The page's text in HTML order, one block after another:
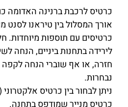
כרטיס לרכבת ברנינה האדומה
אורך המסלול בין טיראנו לסנט
כרטיסים עם תוספות מיוחדות.
לירידה בתחנות ביניים, הנחה
חזרה, או אף שוברי הנחה
נבחרות.
ניתן לבחור בין כרטיס אלקטרוני